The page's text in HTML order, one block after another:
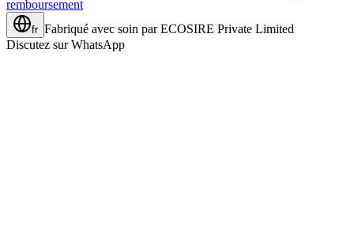
remboursement
fr Fabriqué avec soin par ECOSIRE Private Limited
Discutez sur WhatsApp